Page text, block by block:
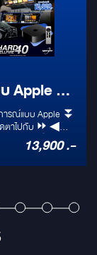
Apple TV
ถ Alphard
ารณ์แบบ Apple ⏬
าไปกับ ⏩ ◀
ะดับ ▶ ❇ โรง13,900 .-